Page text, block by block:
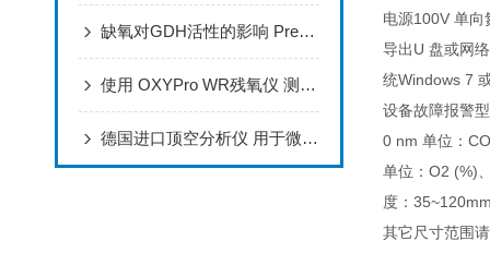
缺氧对GDH活性的影响 Presens摇瓶培养物中的氧监测
使用 OXYPro WR残氧仪 测量气相和液相中的氧气
德国进口顶空分析仪 用于微传感器和浸渍探头的CO 2仪表
电源100V 单
导出U 盘或网
统Windows 7
设备故障报警
0 nm 单位：
单位：O2 (%)
度：
其它尺寸范围